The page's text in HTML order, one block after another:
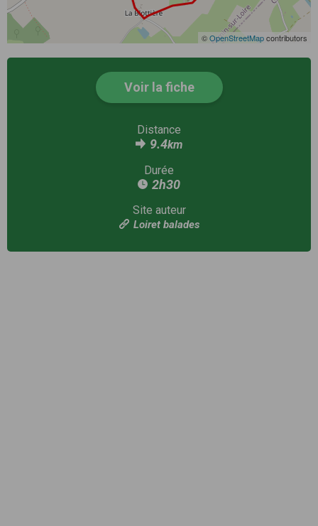
©OpenStreetMapcontributors
Voir la fiche
Distance
9.4km
Durée
2h30
Site auteur
Loiret balades